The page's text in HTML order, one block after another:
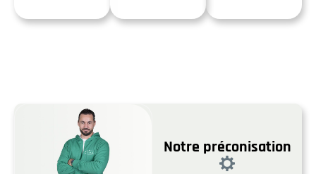
Notre préconisation​